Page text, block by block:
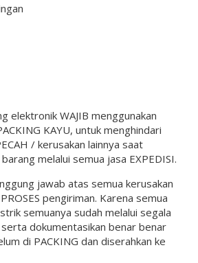
elektronik WAJIB menggunakan
KAYU, untuk menghindari
/ kerusakan lainnya saat
melalui semua jasa EXPEDISI.
jawab atas semua kerusakan
pengiriman. Karena semua
semuanya sudah melalui segala
dokumentasikan benar benar
di PACKING dan diserahkan ke